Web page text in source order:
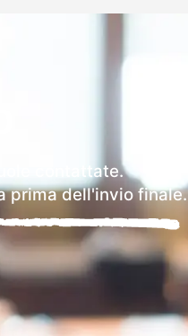
contattate.
prima dell'invio finale.